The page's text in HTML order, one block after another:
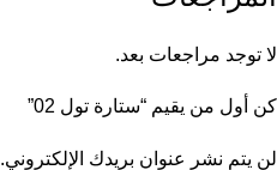
لا توجد مراجعات بعد.
كن أول من يقيم “ستارة تول 02”
لن يتم نشر عنوان بريدك الإلكتروني.